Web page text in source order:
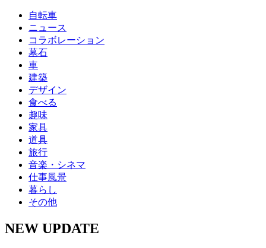
自転車
ニュース
コラボレーション
墓石
車
建築
デザイン
食べる
趣味
家具
道具
旅行
音楽・シネマ
仕事風景
暮らし
その他
NEW UPDATE